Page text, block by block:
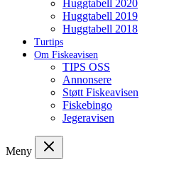
Huggtabell 2020
Huggtabell 2019
Huggtabell 2018
Turtips
Om Fiskeavisen
TIPS OSS
Annonsere
Støtt Fiskeavisen
Fiskebingo
Jegeravisen
Meny